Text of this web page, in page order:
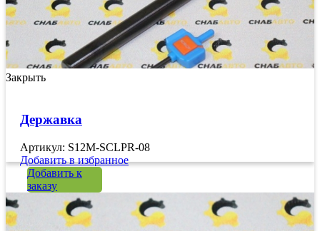
Закрыть
Державка
Артикул: S12M-SCLPR-08
Добавить в избранное
Добавить к
заказу